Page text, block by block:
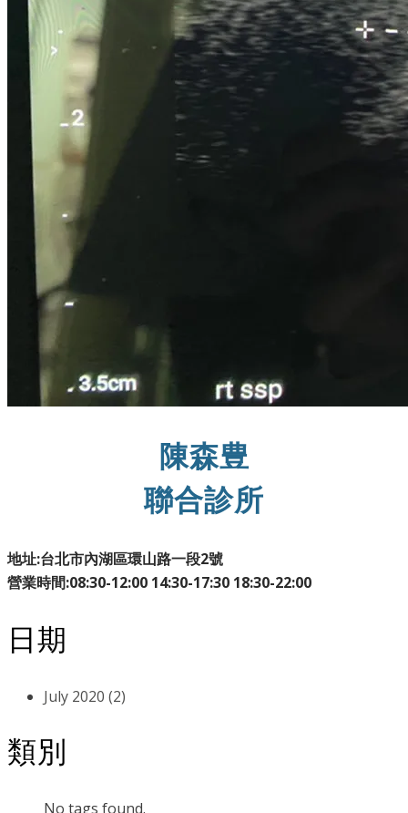
陳森豊
​聯合診所
地址:台北市內湖區環山路一段2號
營業時間:08:30-12:00 14:30-17:30 18:30-22:00
日期
July 2020 (2)
類別
No tags found.